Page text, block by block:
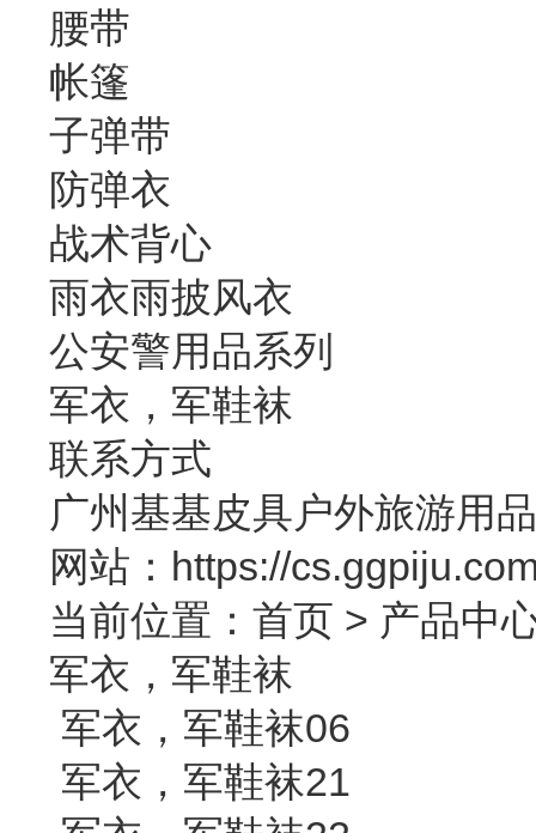
腰带
帐篷
子弹带
防弹衣
战术背心
雨衣雨披风衣
公安警用品系列
军衣，军鞋袜
联系方式
广州基基皮具户外旅游用
网站：https://
当前位置： 首页 > 产品中
军衣，军鞋袜
军衣，军鞋袜06
军衣，军鞋袜21